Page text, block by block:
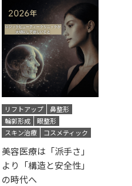
リフトアップ
鼻整形
輪郭形成
眼整形
スキン治療
コスメティック
美容医療は「派手さ」
より「構造と安全性」
の時代へ